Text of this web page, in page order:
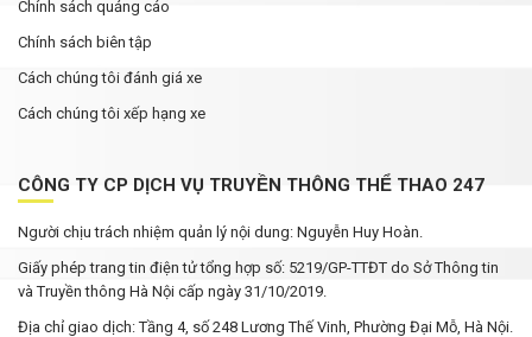
Chính sách quảng cáo
Chính sách biên tập
Cách chúng tôi đánh giá xe
Cách chúng tôi xếp hạng xe
CÔNG TY CP DỊCH VỤ TRUYỀN THÔNG THỂ THAO 247
Người chịu trách nhiệm quản lý nội dung: Nguyễn Huy Hoàn.
Giấy phép trang tin điện tử tổng hợp số: 5219/GP-TTĐT do Sở Thông tin
và Truyền thông Hà Nội cấp ngày 31/10/2019.
Địa chỉ giao dịch: Tầng 4, số 248 Lương Thế Vinh, Phường Đại Mỗ, Hà Nội.